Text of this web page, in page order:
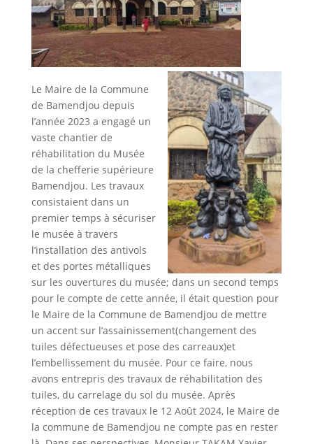
Le Maire de la Commune
de Bamendjou depuis
l’année 2023 a engagé un
vaste chantier de
réhabilitation du Musée
de la chefferie supérieure
Bamendjou. Les travaux
consistaient dans un
premier temps à sécuriser
le musée à travers
l’installation des antivols
et des portes métalliques
sur les ouvertures du musée; dans un second temps
pour le compte de cette année, il était question pour
le Maire de la Commune de Bamendjou de mettre
un accent sur l’assainissement(changement des
tuiles défectueuses et pose des carreaux)et
l’embellissement du musée. Pour ce faire, nous
avons entrepris des travaux de réhabilitation des
tuiles, du carrelage du sol du musée. Après
réception de ces travaux le 12 Août 2024, le Maire de
la commune de Bamendjou ne compte pas en rester